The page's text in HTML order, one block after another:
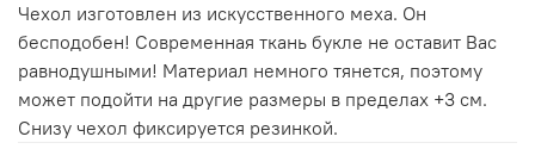
Чехол изготовлен из искусственного меха. Он
бесподобен! Современная ткань букле не оставит Вас
равнодушными! Материал немного тянется, поэтому
может подойти на другие размеры в пределах +3 см.
Снизу чехол фиксируется резинкой.